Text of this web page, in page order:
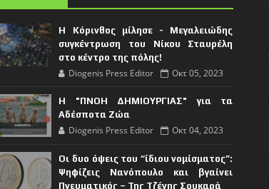
Η Κόρινθος μίλησε - Μεγαλειώδης
συγκέντρωση του Νίκου Σταυρέλη
στο κέντρο της πόλης!
Diogenis Press Editor Οκτ 05, 2023
Η "ΠΝΟΗ ΔΗΜΙΟΥΡΓΙΑΣ" για τα
Αδέσποτα Ζώα
Diogenis Press Editor Οκτ 04, 2023
Οι δυο όψεις του “ίδιου νομίσματος”:
Ψηφίζεις Νανόπουλο και βγαίνει
Πνευματικός – Της Τζένης Σουκαρά